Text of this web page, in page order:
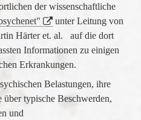
der wissenschaftliche
unter Leitung von
Härter et. al. auf die dort
Informationen zu einigen
Erkrankungen.
Belastungen, ihre
über typische Beschwerden,
und